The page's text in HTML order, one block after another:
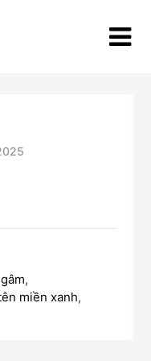
,
miền xanh,